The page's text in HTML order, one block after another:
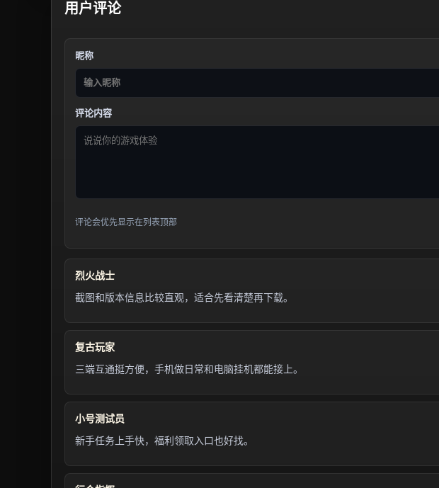
用户评论
昵称
评论内容
评论会优先显示在列表顶部
烈火战士
截图和版本信息比较直观，适合先看清楚再下载。
复古玩家
三端互通挺方便，手机做日常和电脑挂机都能接上。
小号测试员
新手任务上手快，福利领取入口也好找。